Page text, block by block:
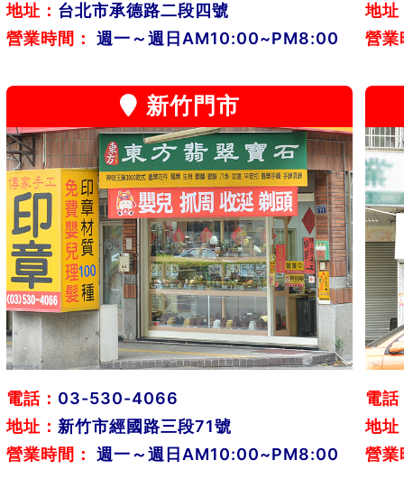
地址： 台北市承德路二段四號
營業時間：
週一～週日AM10:00~PM8:00
地址
營業
新竹門市
電話： 03-530-4066
地址： 新竹市經國路三段71號
營業時間：
週一～週日AM10:00~PM8:00
電話
地址
營業